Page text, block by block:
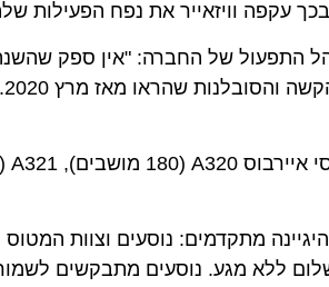
התפעול של החברה: "אין ספק שהשנה
העובדים
מתקדמים: נוסעים וצוות המטוס
מגע. נוסעים מתבקשים לשמור